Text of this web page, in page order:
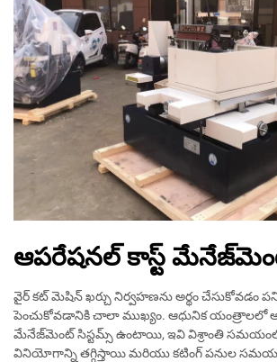
ఆపరేషనల్ కాస్ట్
వైర్ కట్ మెషిన్ ఖర్చు నిర్వహణను అర్థం చేసుకోవడం
పెంచుకోవడానికి చాలా ముఖ్యం. ఆధునిక యంత్రాలలో
మేనేజ్‌మెంట్ సిస్టమ్స్ ఉంటాయి, ఇవి విశ్రాంతి
వినియోగాన్ని తగ్గిస్తాయి మరియు కటింగ్ పనుల